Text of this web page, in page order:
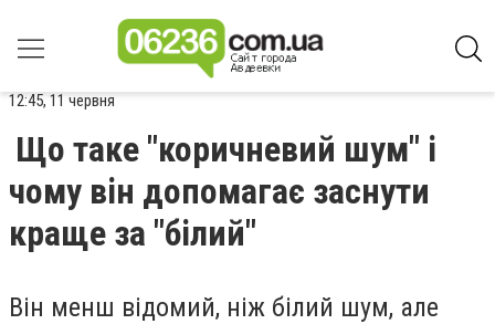
12:45, 11 червня
Що таке "коричневий шум" і
чому він допомагає заснути
краще за "білий"
Він менш відомий, ніж білий шум, але